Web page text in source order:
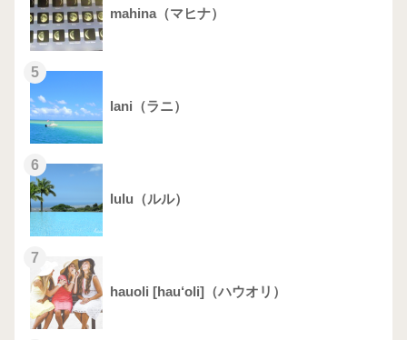
mahina（マヒナ）
5
lani（ラニ）
6
lulu（ルル）
7
hauoli [hau‘oli]（ハウオリ）